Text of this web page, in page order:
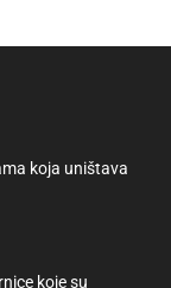
koja uništava
koje su